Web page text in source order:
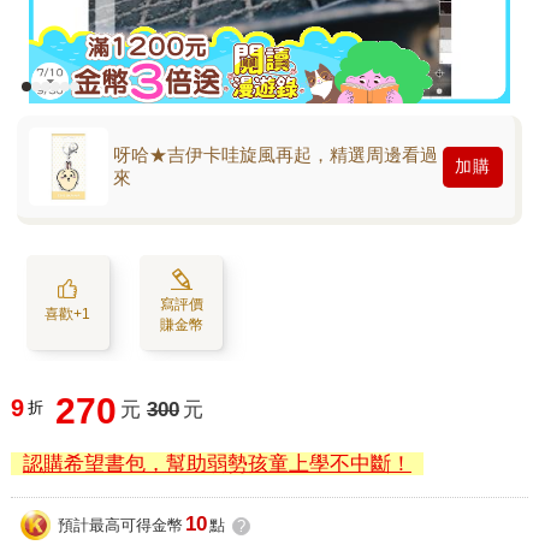
呀哈★吉伊卡哇旋風再起，精選周邊看過
來
加購
喜歡+1
寫評價
賺金幣
9 折 270 元 300 元
認購希望書包，幫助弱勢孩童上學不中斷！
預計最高可得金幣 10點 ?